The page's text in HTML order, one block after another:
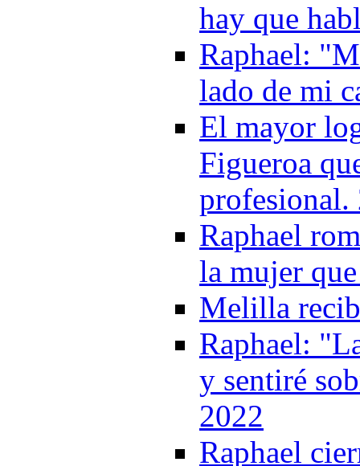
hay que
Raphael:
lado de mi
El mayor
Figueroa
profesional.
Raphael
la mujer
Melilla
Raphael:
y sentiré
2022
Raphael